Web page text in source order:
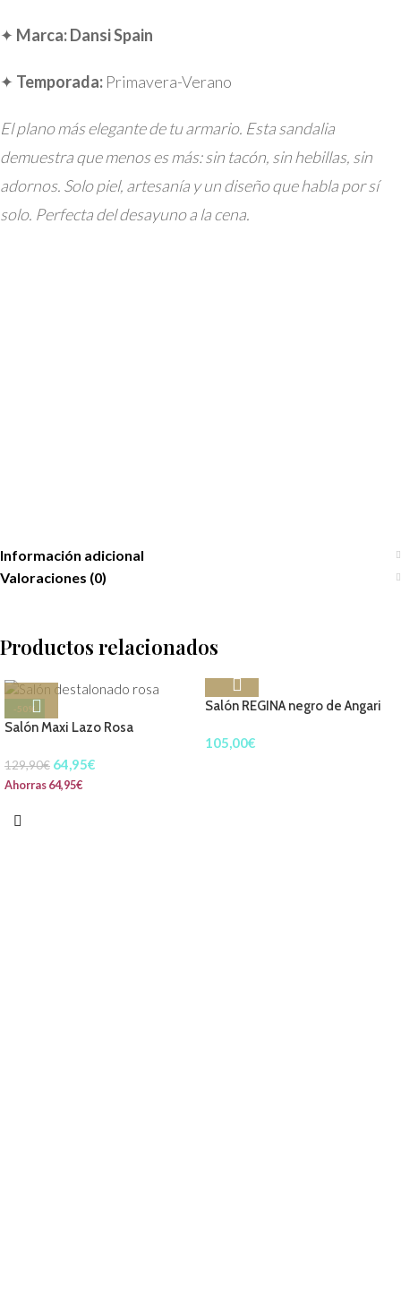
✦ Marca:Dansi Spain
✦ Temporada: Primavera-Verano
El plano más elegante de tu armario. Esta sandalia
demuestra que menos es más: sin tacón, sin hebillas, sin
adornos. Solo piel, artesanía y un diseño que habla por sí
solo. Perfecta del desayuno a la cena.
Información adicional
Valoraciones (0)
Productos relacionados
-50%
Salón Maxi Lazo Rosa
129,90€ 64,95€
Ahorras64,95€
Salón REGINA negro de Angari
105,00€